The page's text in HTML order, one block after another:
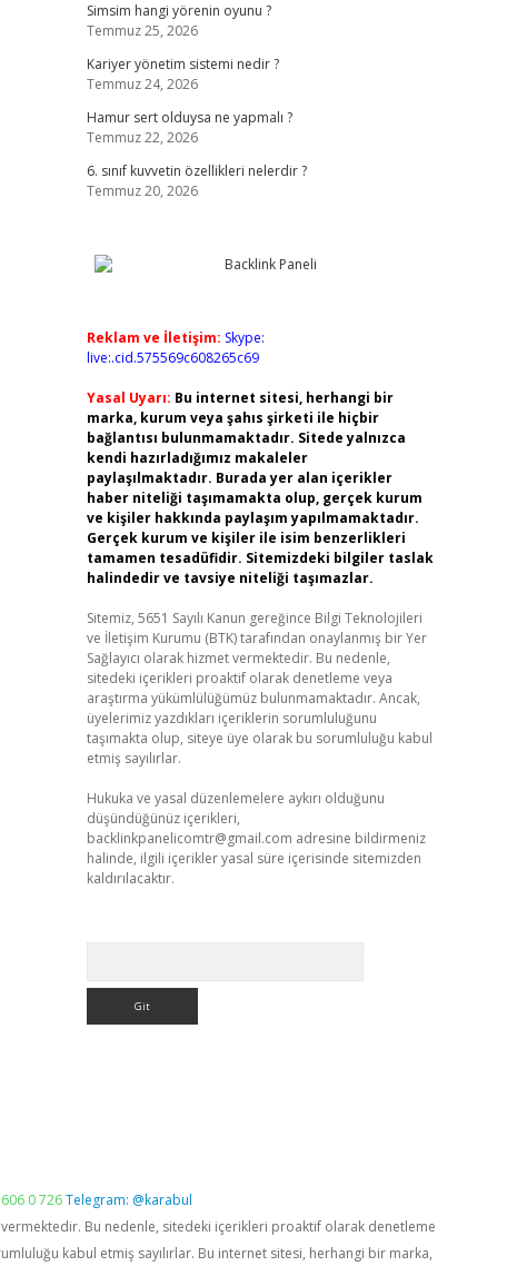
Simsim hangi yörenin oyunu ?
Temmuz 25, 2026
Kariyer yönetim sistemi nedir ?
Temmuz 24, 2026
Hamur sert olduysa ne yapmalı ?
Temmuz 22, 2026
6. sınıf kuvvetin özellikleri nelerdir ?
Temmuz 20, 2026
Reklam ve İletişim: Skype:
live:.cid.575569c608265c69
Yasal Uyarı: Bu internet sitesi, herhangi bir
marka, kurum veya şahıs şirketi ile hiçbir
bağlantısı bulunmamaktadır. Sitede yalnızca
kendi hazırladığımız makaleler
paylaşılmaktadır. Burada yer alan içerikler
haber niteliği taşımamakta olup, gerçek kurum
ve kişiler hakkında paylaşım yapılmamaktadır.
Gerçek kurum ve kişiler ile isim benzerlikleri
tamamen tesadüfidir. Sitemizdeki bilgiler taslak
halindedir ve tavsiye niteliği taşımazlar.
Sitemiz, 5651 Sayılı Kanun gereğince Bilgi Teknolojileri
ve İletişim Kurumu (BTK) tarafından onaylanmış bir Yer
Sağlayıcı olarak hizmet vermektedir. Bu nedenle,
sitedeki içerikleri proaktif olarak denetleme veya
araştırma yükümlülüğümüz bulunmamaktadır. Ancak,
üyelerimiz yazdıkları içeriklerin sorumluluğunu
taşımakta olup, siteye üye olarak bu sorumluluğu kabul
etmiş sayılırlar.
Hukuka ve yasal düzenlemelere aykırı olduğunu
düşündüğünüz içerikleri,
backlinkpanelicomtr@gmail.com adresine bildirmeniz
halinde, ilgili içerikler yasal süre içerisinde sitemizden
kaldırılacaktır.
0 726Telegram: @karabul
vermektedir. Bu nedenle, sitedeki içerikleri proaktif olarak denetleme
kabul etmiş sayılırlar. Bu internet sitesi, herhangi bir marka,